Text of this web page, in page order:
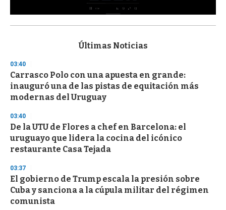
s
d
s
o
f
3
s
e
c
o
n
s
Últimas Noticias
03:40
Carrasco Polo con una apuesta en grande:
inauguró una de las pistas de equitación más
modernas del Uruguay
03:40
De la UTU de Flores a chef en Barcelona: el
uruguayo que lidera la cocina del icónico
restaurante Casa Tejada
03:37
El gobierno de Trump escala la presión sobre
Cuba y sanciona a la cúpula militar del régimen
comunista